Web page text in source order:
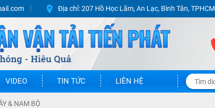
Địa chỉ:207 Hồ Học Lãm, An Lạc, Bình Tân, TPHCM
VIDEO TIN TỨC LIÊN HỆ
& NAM BỘ